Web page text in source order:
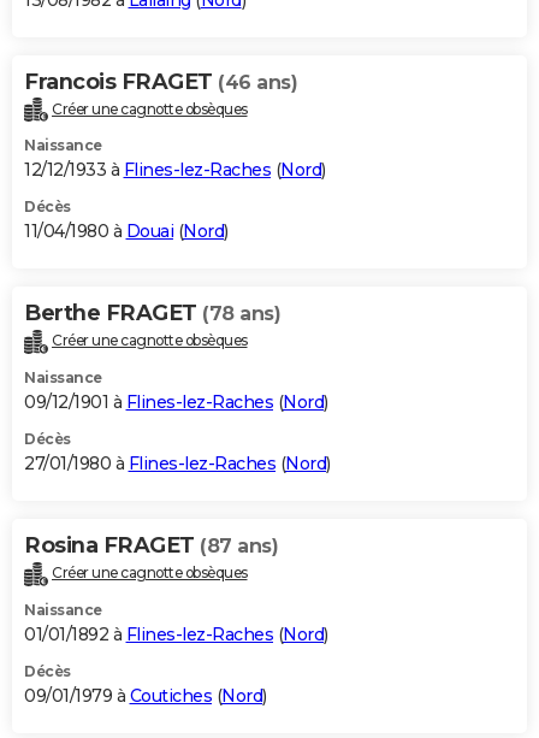
Francois FRAGET (46 ans)
Créer une cagnotte obsèques
Naissance
12/12/1933 à Flines-lez-Raches (Nord)
Décès
11/04/1980 à Douai (Nord)
Berthe FRAGET (78 ans)
Créer une cagnotte obsèques
Naissance
09/12/1901 à Flines-lez-Raches (Nord)
Décès
27/01/1980 à Flines-lez-Raches (Nord)
Rosina FRAGET (87 ans)
Créer une cagnotte obsèques
Naissance
01/01/1892 à Flines-lez-Raches (Nord)
Décès
09/01/1979 à Coutiches (Nord)